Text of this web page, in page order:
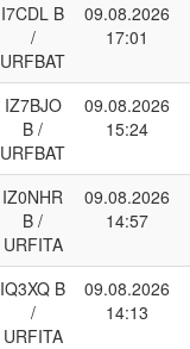
I7CDL B
/
URFBAT
09.08.2026
17:01
IZ7BJO
B /
URFBAT
09.08.2026
15:24
IZ0NHR
B /
URFITA
09.08.2026
14:57
IQ3XQ B
/
URFITA
09.08.2026
14:13